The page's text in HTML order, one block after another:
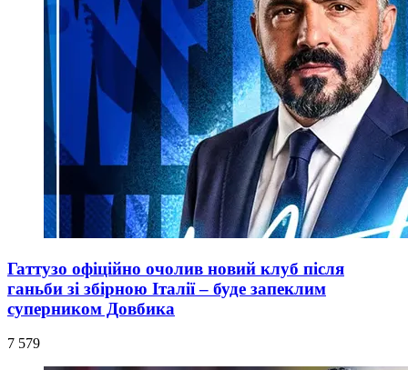
Гаттузо офіційно очолив новий клуб після
ганьби зі збірною Італії – буде запеклим
суперником Довбика
7 579